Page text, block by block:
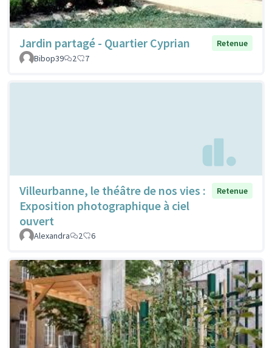
Jardin partagé - Quartier Cyprian
Retenue
Bibop39
2 7
Villeurbanne, le théâtre de nos vies :
Exposition photographique à ciel
ouvert
Retenue
Alexandra 2 6